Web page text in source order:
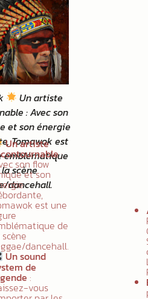
Un artiste
: Avec son
et son énergie
Tomawok est
emblématique
scène
dancehall.
Un artiste
:
son flow
et son
est une
de
dancehall.
Un sound
de
:
vous